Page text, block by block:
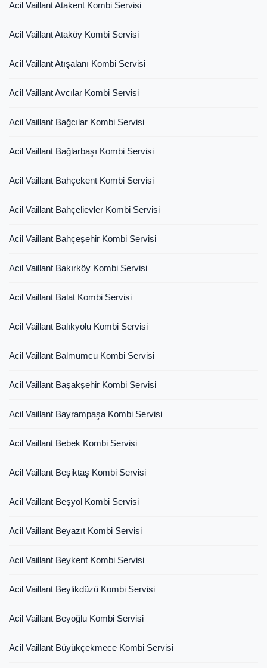
Acil Vaillant Atakent Kombi Servisi
Acil Vaillant Ataköy Kombi Servisi
Acil Vaillant Atışalanı Kombi Servisi
Acil Vaillant Avcılar Kombi Servisi
Acil Vaillant Bağcılar Kombi Servisi
Acil Vaillant Bağlarbaşı Kombi Servisi
Acil Vaillant Bahçekent Kombi Servisi
Acil Vaillant Bahçelievler Kombi Servisi
Acil Vaillant Bahçeşehir Kombi Servisi
Acil Vaillant Bakırköy Kombi Servisi
Acil Vaillant Balat Kombi Servisi
Acil Vaillant Balıkyolu Kombi Servisi
Acil Vaillant Balmumcu Kombi Servisi
Acil Vaillant Başakşehir Kombi Servisi
Acil Vaillant Bayrampaşa Kombi Servisi
Acil Vaillant Bebek Kombi Servisi
Acil Vaillant Beşiktaş Kombi Servisi
Acil Vaillant Beşyol Kombi Servisi
Acil Vaillant Beyazıt Kombi Servisi
Acil Vaillant Beykent Kombi Servisi
Acil Vaillant Beylikdüzü Kombi Servisi
Acil Vaillant Beyoğlu Kombi Servisi
Acil Vaillant Büyükçekmece Kombi Servisi